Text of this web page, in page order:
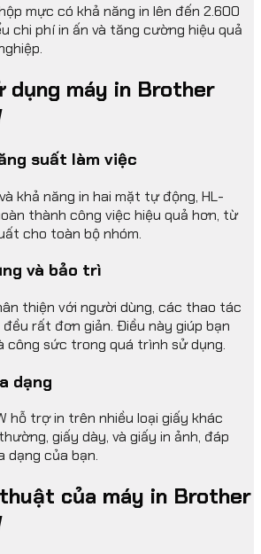
mực có khả năng in lên đến 2.600
chi phí in ấn và tăng cường hiệu quả
dụng máy in Brother
suất làm việc
khả năng in hai mặt tự động, HL-
thành công việc hiệu quả hơn, từ
cho toàn bộ nhóm.
và bảo trì
thiện với người dùng, các thao tác
rất đơn giản. Điều này giúp bạn
công sức trong quá trình sử dụng.
dạng
hỗ trợ in trên nhiều loại giấy khác
giấy dày, và giấy in ảnh, đáp
dạng của bạn.
của máy in Brother